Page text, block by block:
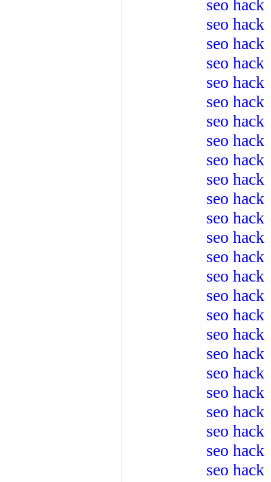
seo hack
seo hack
seo hack
seo hack
seo hack
seo hack
seo hack
seo hack
seo hack
seo hack
seo hack
seo hack
seo hack
seo hack
seo hack
seo hack
seo hack
seo hack
seo hack
seo hack
seo hack
seo hack
seo hack
seo hack
seo hack